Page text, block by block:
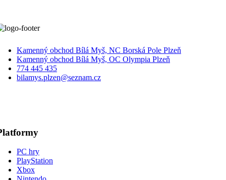
Kamenný obchod Bílá Myš, NC Borská Pole Plzeň
Kamenný obchod Bílá Myš, OC Olympia Plzeň
774 445 435
bilamys.plzen@seznam.cz
PC hry
PlayStation
Xbox